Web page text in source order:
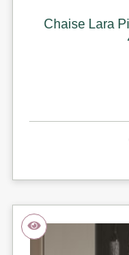
Chaise Lara